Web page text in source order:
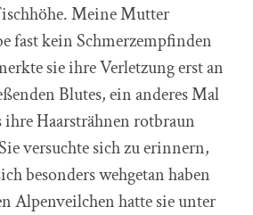
Meine Mutter
fast kein Schmerzempfinden
sie ihre Verletzung erst an
Blutes, ein anderes Mal
ihre Haarsträhnen rotbraun
versuchte sich zu erinnern,
besonders wehgetan haben
Alpenveilchen hatte sie unter